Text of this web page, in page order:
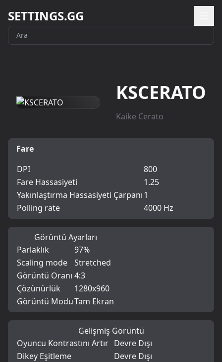
SETTINGS.GG
KSCERATO
Kaike Cerato
Fare
DPI
800
Fare Hassasiyeti
1.25
Yakınlaştırma Hassasiyeti Çarpanı1
Polling rate
4000 Hz
Görüntü Ayarları
Parlaklık
97%
Scaling mode
Stretched
Görüntü Oranı 4:3
Çözünürlük
1280x960
Görüntü ModuTam Ekran
Gelişmiş Görüntü
Oyuncu Kontrastını Artır Devre Dışı
Dikey Eşitleme
Devre Dışı